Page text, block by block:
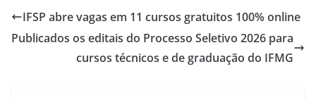
IFSP abre vagas em 11 cursos gratuitos 100% online
Publicados os editais do Processo Seletivo 2026 para
cursos técnicos e de graduação do IFMG